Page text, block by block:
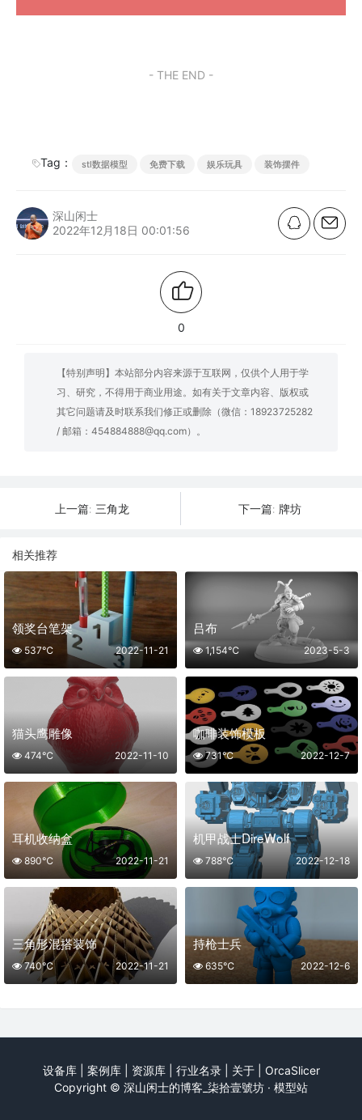
- THE END -
Tag： stl数据模型 免费下载 娱乐玩具 装饰摆件
深山闲士
2022年12月18日 00:01:56
0
【特别声明】本站部分内容来源于互联网，仅供个人用于学
习、研究，不得用于商业用途。如有关于文章内容、版权或
其它问题请及时联系我们修正或删除（微信：18923725282
/ 邮箱：454884888@qq.com）。
上一篇: 三角龙 下一篇: 牌坊
相关推荐
领奖台笔架
2022-11-21
537℃
吕布
2023-5-3
1,154℃
猫头鹰雕像
2022-11-10
474℃
咖啡装饰模板
2022-12-7
731℃
耳机收纳盒
2022-11-21
890℃
机甲战士DireWolf
2022-12-18
788℃
三角形混搭装饰
2022-11-21
740℃
持枪士兵
2022-12-6
635℃
设备库| 案例库| 资源库| 行业名录| 关于| OrcaSlicer
Copyright © 深山闲士的博客_柒拾壹號坊 · 模型站